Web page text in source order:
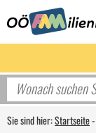
Sie sind hier:Startseite-